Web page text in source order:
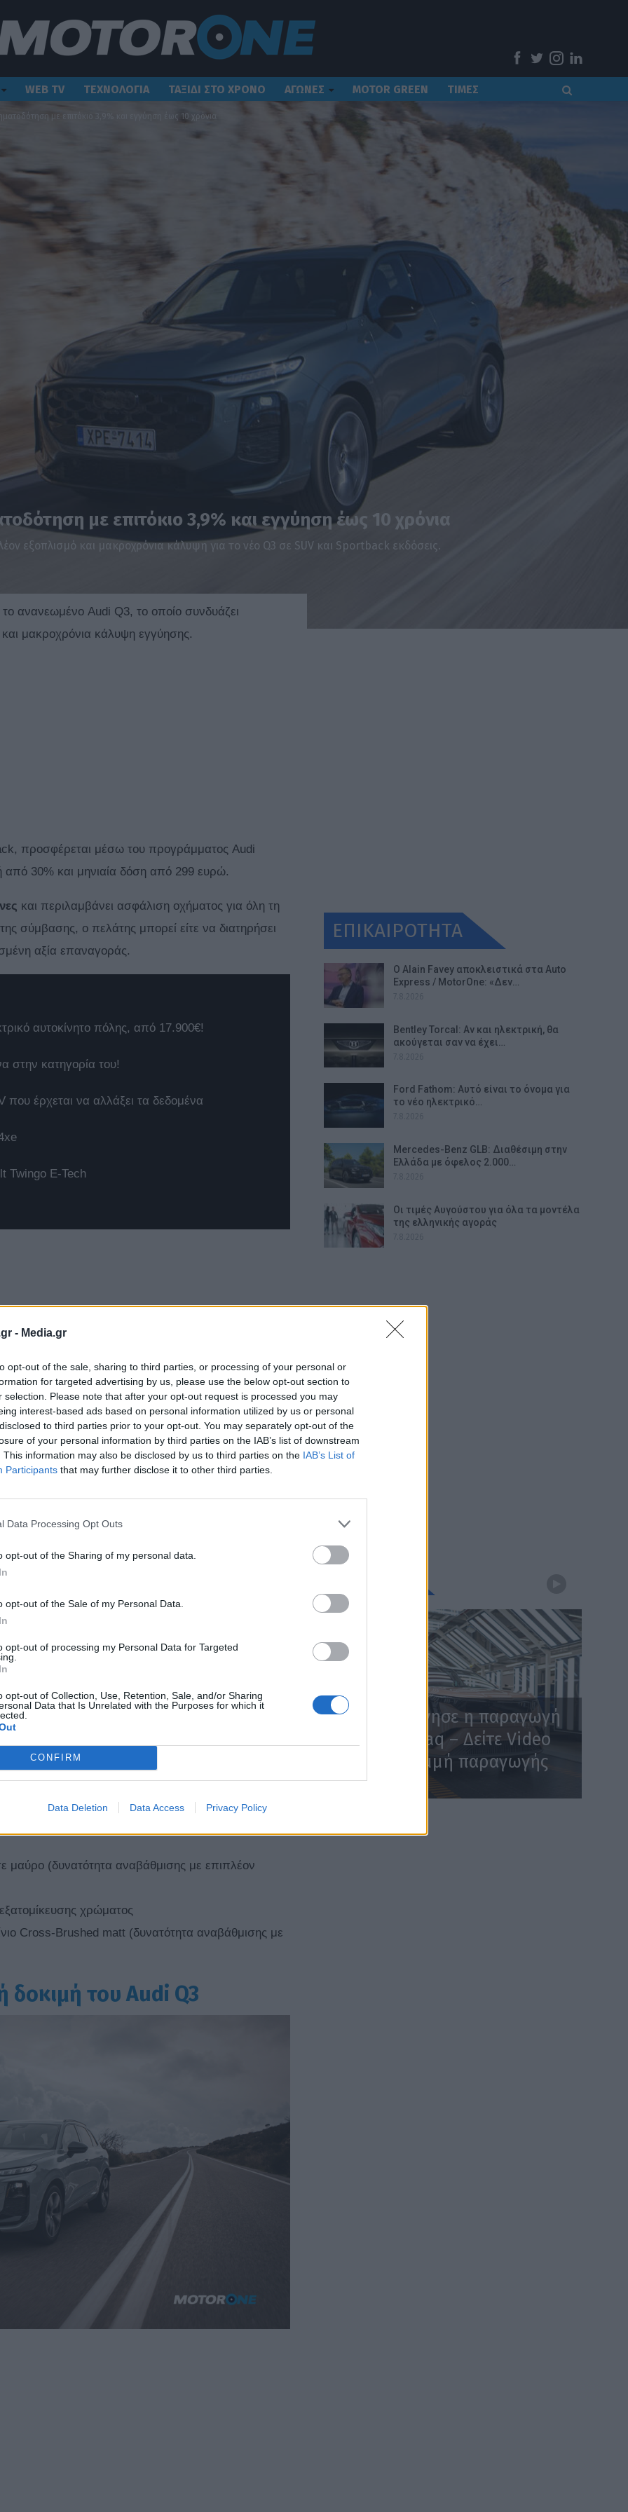
- Media.gr
opt-out of the sale, sharing to third parties, or processing of your personal or
for targeted advertising by us, please use the below opt-out section to
selection. Please note that after your opt-out request is processed you may
interest-based ads based on personal information utilized by us or personal
to third parties prior to your opt-out. You may separately opt-out of the
of your personal information by third parties on the IAB’s list of downstream
This information may also be disclosed by us to third parties on the IAB’s List of
Participants that may further disclose it to other third parties.
Data Processing Opt Outs
opt-out of the Sharing of my personal data.
opt-out of the Sale of my Personal Data.
opt-out of processing my Personal Data for Targeted
opt-out of Collection, Use, Retention, Sale, and/or Sharing
Data that Is Unrelated with the Purposes for which it
CONFIRM
Data Deletion Data Access Privacy Policy
WEB TV ΤΕΧΝΟΛΟΓΙΑ ΤΑΞΙΔΙ ΣΤΟ ΧΡΟΝΟ ΑΓΩΝΕΣ MOTOR GREEN ΤΙΜΕΣ
με επιτόκιο 3,9% και εγγύηση έως 10 χρόνια
με επιτόκιο 3,9% και εγγύηση έως 10 χρόνια
εξοπλισμό και μακροχρόνια κάλυψη για το νέο Q3 σε SUV και Sportback εκδόσεις.
ανανεωμένο Audi Q3, το οποίο συνδυάζει
μακροχρόνια κάλυψη εγγύησης.
προσφέρεται μέσω του προγράμματος Audi
30% και μηνιαία δόση από 299 ευρώ.
και περιλαμβάνει ασφάλιση οχήματος για όλη τη
σύμβασης, ο πελάτης μπορεί είτε να διατηρήσει
αξία επαναγοράς.
αυτοκίνητο πόλης, από 17.900€!
στην κατηγορία του!
έρχεται να αλλάξει τα δεδομένα
Twingo E-Tech
με όφελος εξοπλισμού έως 3.300 ευρώ. Η εταιρεία
οποίο προσφέρει κάλυψη έως 10 χρόνια ή 150.000
όχημα μετά τη λήξη της χρηματοδότησης.
με επιπλέον χρέωση)
3 ζωνών και θερμαινόμενα καθίσματα
(δυνατότητα αναβάθμισης με επιπλέον
χρώματος
Cross-Brushed matt (δυνατότητα αναβάθμισης με
δοκιμή του Audi Q3
ΕΠΙΚΑΙΡΟΤΗΤΑ
Ο Alain Favey αποκλειστικά στα Auto
Express / MotorOne: «Δεν…
Bentley Torcal: Αν και ηλεκτρική, θα
ακούγεται σαν να έχει…
Ford Fathom: Αυτό είναι το όνομα για
το νέο ηλεκτρικό…
Mercedes-Benz GLB: Διαθέσιμη στην
Ελλάδα με όφελος 2.000…
Οι τιμές Αυγούστου για όλα τα μοντέλα
της ελληνικής αγοράς
Skoda: Ξεκίνησε η παραγωγή
του νέου Peaq – Δείτε Video
από τη γραμμή παραγωγής
WEB TV